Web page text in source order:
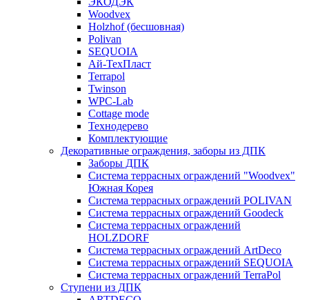
Woodvex
Holzhof (бесшовная)
Polivan
SEQUOIA
Ай-ТехПласт
Terrapol
Twinson
WPC-Lab
Cottage mode
Технодерево
Комплектующие
Декоративные ограждения, заборы из ДПК
Заборы ДПК
Система террасных ограждений "Woodvex"
Южная Корея
Система террасных ограждений POLIVAN
Система террасных ограждений Goodeck
Система террасных ограждений
HOLZDORF
Система террасных ограждений ArtDeco
Система террасных ограждений SEQUOIA
Система террасных ограждений TerraPol
Ступени из ДПК